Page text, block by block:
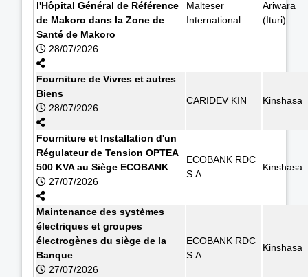
l'Hôpital Général de Référence
de Makoro dans la Zone de
Santé de Makoro
28/07/2026
Malteser
International
Ariwara
(Ituri)
Fourniture de Vivres et autres
Biens
28/07/2026
CARIDEV KIN Kinshasa
Fourniture et Installation d'un
Régulateur de Tension OPTEA
500 KVA au Siège ECOBANK
27/07/2026
ECOBANK RDC
S.A
Kinshasa
Maintenance des systèmes
électriques et groupes
électrogènes du siège de la
Banque
27/07/2026
ECOBANK RDC
S.A
Kinshasa